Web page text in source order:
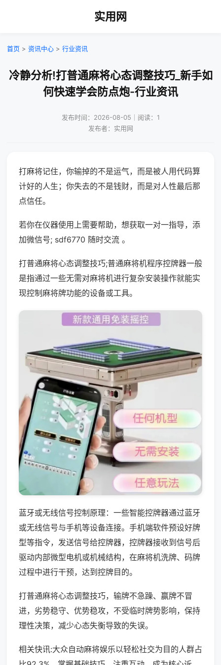
实用网
首页 > 资讯中心 > 行业资讯
冷静分析!打普通麻将心态调整技巧_新手如
何快速学会防点炮-行业资讯
发布时间：2026-08-05｜阅读：1
发布者：实用网
打麻将记住，你输掉的不是运气，而是被人用代码算
计好的人生；你失去的不是钱财，而是对人性最后那
点信任。
若你在仪器使用上需要帮助，想获取一对一指导，添
加微信号; sdf6770 随时交流 。
打普通麻将心态调整技巧;普通麻将机程序控牌器一般
是指通过一些无需对麻将机进行复杂安装操作就能实
现控制麻将牌功能的设备或工具。
蓝牙或无线信号控制原理：一些智能控牌器通过蓝牙
或无线信号与手机等设备连接。手机端软件预设好牌
型等指令，发送信号给控牌器，控牌器接收到信号后
驱动内部微型电机或机械结构，在麻将机洗牌、码牌
过程中进行干预，达到控牌目的。
打普通麻将心态调整技巧，输牌不急躁、赢牌不冒
进，劣势稳守、优势稳攻，不受临时牌势影响，保持
理性决策，减少心态失衡导致的失误。
相关快讯:大众自动麻将娱乐以轻松社交为目的人群占